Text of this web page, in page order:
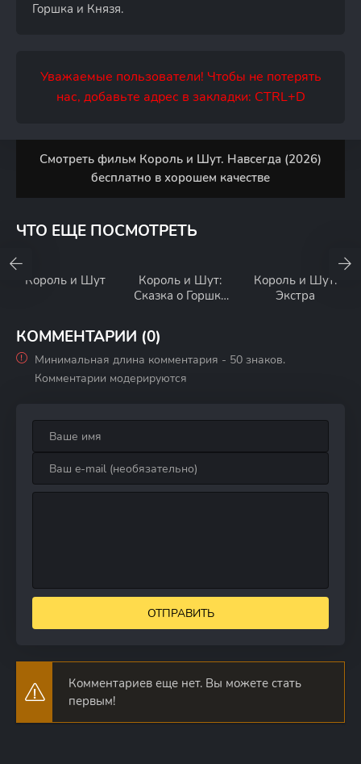
Горшка и Князя.
Уважаемые пользователи! Чтобы не потерять
нас, добавьте адрес в закладки: CTRL+D
Смотреть фильм Король и Шут. Навсегда (2026)
бесплатно в хорошем качестве
ЧТО ЕЩЕ ПОСМОТРЕТЬ
Король и Шут
Король и Шут:
Сказка о Горшке
Король и Шут:
Экстра
КОММЕНТАРИИ (0)
Минимальная длина комментария - 50 знаков.
Комментарии модерируются
ОТПРАВИТЬ
Комментариев еще нет. Вы можете стать
первым!